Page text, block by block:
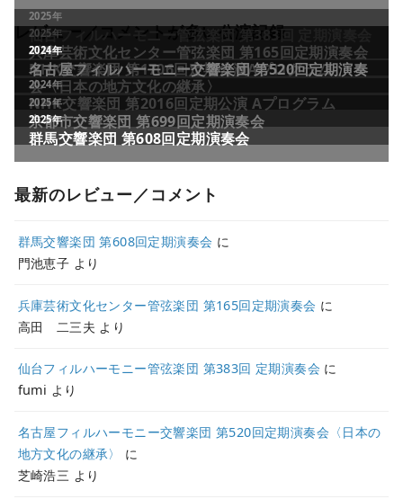
レビュー／コメントが多い公演記録
最新のレビュー／コメント
群馬交響楽団 第608回定期演奏会 に
門池恵子 より
兵庫芸術文化センター管弦楽団 第165回定期演奏会 に
高田 二三夫 より
仙台フィルハーモニー管弦楽団 第383回 定期演奏会 に
fumi より
名古屋フィルハーモニー交響楽団 第520回定期演奏会〈日本の
地方文化の継承〉
に
芝崎浩三 より